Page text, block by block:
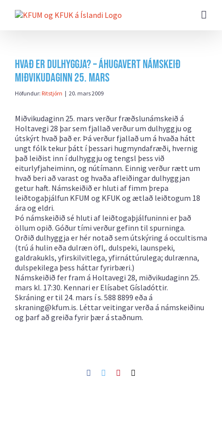
beint
Hvað er dulhyggja? – Áhugavert námskeið
miðvikudaginn 25. mars
Höfundur: Ritstjórn | 20. mars 2009
Miðvikudaginn 25. mars verður fræðslunámskeið á
Holtavegi 28 þar sem fjallað verður um dulhyggju og
útskýrt hvað það er. Þá verður fjallað um á hvaða hátt
ungt fólk tekur þátt í þessari hugmyndafræði, hvernig
það leiðist inn í dulhyggju og tengsl þess við
eiturlyfjaheiminn, og nútímann. Einnig verður rætt um
hvað beri að varast og hvaða afleiðingar dulhyggjan
getur haft. Námskeiðið er hluti af fimm þrepa
leiðtogaþjálfun KFUM og KFUK og ætlað leiðtogum 18
ára og eldri.
Þó námskeiðið sé hluti af leiðtogaþjálfuninni er það
öllum opið. Góður tími verður gefinn til spurninga.
Orðið dulhyggja er hér notað sem útskýring á occultisma
(trú á hulin eða dulræn öfl,. dulspeki, launspeki,
galdrakukls, yfirskilvitlega, yfirnáttúrulega; dulrænna,
dulspekilega þess háttar fyrirbæri.)
Námskeiðið fer fram á Holtavegi 28, miðvikudaginn 25.
mars kl. 17:30. Kennari er Elísabet Gísladóttir.
Skráning er til 24. mars í s. 588 8899 eða á
skraning@kfum.is. Léttar veitingar verða á námskeiðinu
og þarf að greiða fyrir þær á staðnum.
Facebook
TwitterPinterest